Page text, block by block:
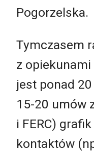
Pogorzelska.
Tymczasem
z
jest ponad
15-20 umów
i FERC)
kontaktów